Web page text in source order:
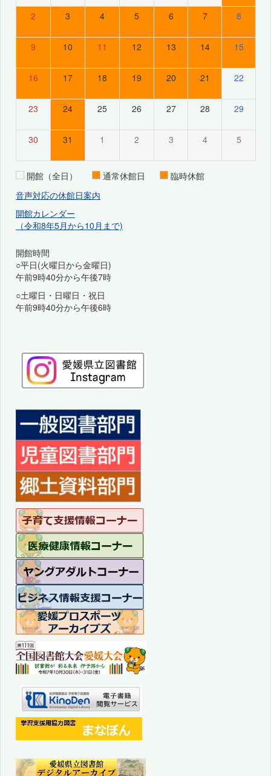
2 3 4 5 6 7 8
9 10 11 12 13 14 15
16 17 18 19 20 21 22
23 24 25 26 27 28 29
30 31 1 2 3 4 5
開館（全日） 通常休館日
臨時休館
音声対応の休館日案内
開館カレンダー
（令和8年5月から10月まで)
開館時間
○平日(火曜日から金曜日)
午前9時40分から午後7時
○土曜日・日曜日・祝日
午前9時40分から午後6時